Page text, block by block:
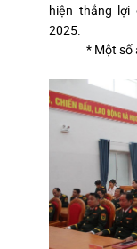
hiện thắng
2025.
* Một số